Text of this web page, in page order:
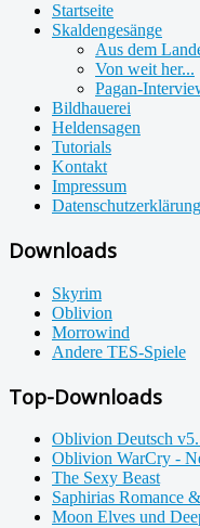
Startseite
Skaldengesänge
Aus dem
Von weit her...
Pagan-
Bildhauerei
Heldensagen
Tutorials
Kontakt
Impressum
Datenschutzerklärung
Downloads
Skyrim
Oblivion
Morrowind
Andere TES-Spiele
Top-Downloads
Oblivion Deutsch
Oblivion WarCry -
The Sexy Beast
Saphirias Romance
Moon Elves und